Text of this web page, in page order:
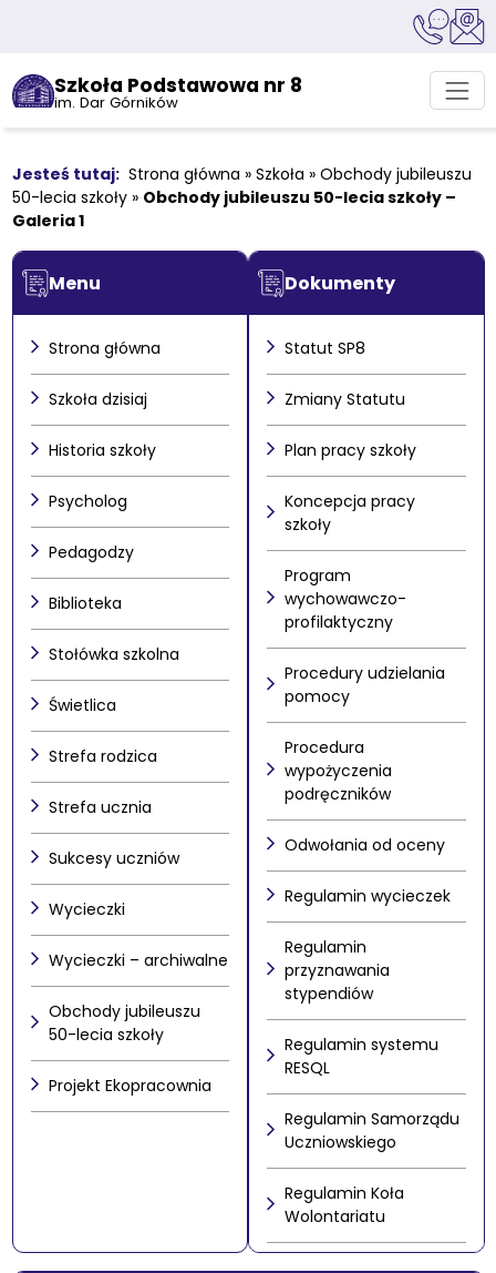
Szkoła Podstawowa nr 8
im. Dar Górników
Strona główna » Szkoła » Obchody jubileuszu
50-lecia szkoły» Obchody jubileuszu 50-lecia szkoły –
Galeria 1
Menu
Strona główna
Szkoła dzisiaj
Historia szkoły
Psycholog
Pedagodzy
Biblioteka
Stołówka szkolna
Świetlica
Strefa rodzica
Strefa ucznia
Sukcesy uczniów
Wycieczki
Wycieczki – archiwalne
Obchody jubileuszu
50-lecia szkoły
Projekt Ekopracownia
Dokumenty
Statut SP8
Zmiany Statutu
Plan pracy szkoły
Koncepcja pracy
szkoły
Program
wychowawczo-
profilaktyczny
Procedury udzielania
pomocy
Procedura
wypożyczenia
podręczników
Odwołania od oceny
Regulamin wycieczek
Regulamin
przyznawania
stypendiów
Regulamin systemu
RESQL
Regulamin Samorządu
Uczniowskiego
Regulamin Koła
Wolontariatu